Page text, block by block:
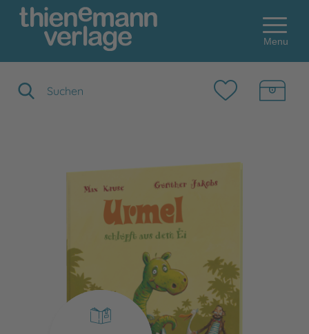
Menu